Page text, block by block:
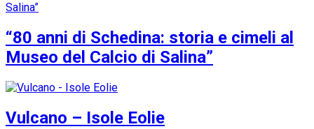
“80 anni di Schedina: storia e cimeli al
Museo del Calcio di Salina”
Vulcano – Isole Eolie